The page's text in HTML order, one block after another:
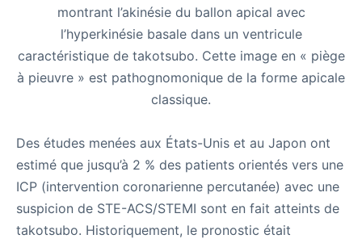
montrant l’akinésie du ballon apical avec
l’hyperkinésie basale dans un ventricule
caractéristique de takotsubo. Cette image en « piège
à pieuvre » est pathognomonique de la forme apicale
classique.
Des études menées aux États-Unis et au Japon ont
estimé que jusqu’à 2 % des patients orientés vers une
ICP (intervention coronarienne percutanée) avec une
suspicion de STE-ACS/STEMI sont en fait atteints de
takotsubo. Historiquement, le pronostic était